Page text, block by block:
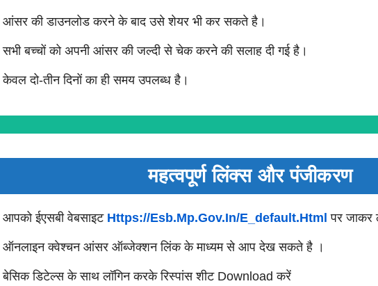
आंसर की डाउनलोड करने के बाद उसे शेयर भी कर सकते है।
सभी बच्चों को अपनी आंसर की जल्दी से चेक करने की सलाह दी गई है।
केवल दो-तीन दिनों का ही समय उपलब्ध है।
महत्वपूर्ण लिंक्स और पंजीकरण
आपको ईएसबी वेबसाइट Https://esb.mp.gov.in/e_default.html पर जाकर
ऑनलाइन क्वेश्चन आंसर ऑब्जेक्शन लिंक के माध्यम से आप देख सकते है ।
बेसिक डिटेल्स के साथ लॉगिन करके रिस्पांस शीट Download करें